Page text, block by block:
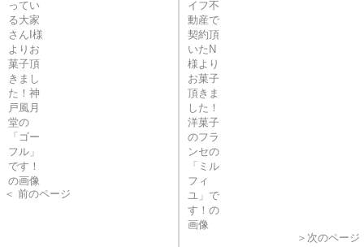
＜ 前のページ
＞次のページ